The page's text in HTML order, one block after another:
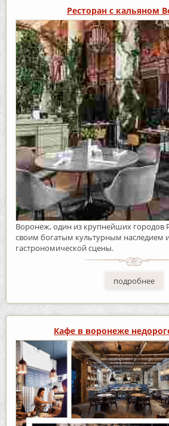
Ресторан с кальяном
Воронеж, один из крупнейших городов
своим богатым культурным наследием
гастрономической сцены.
подробнее
Кафе в воронеже